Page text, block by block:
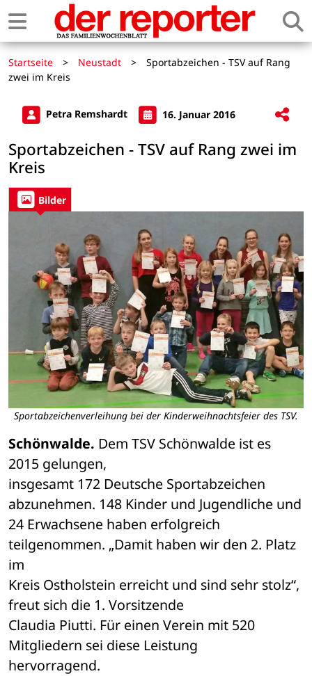
Startseite > Neustadt >
Sportabzeichen - TSV auf Rang
zwei im Kreis
Petra Remshardt 16. Januar 2016
Sportabzeichen - TSV auf Rang zwei im
Kreis
Bilder
Sportabzeichenverleihung bei der Kinderweihnachtsfeier des TSV.
Schönwalde. Dem TSV Schönwalde ist es
2015 gelungen,
insgesamt 172 Deutsche Sportabzeichen
abzunehmen. 148 Kinder und Jugendliche und
24 Erwachsene haben erfolgreich
teilgenommen. „Damit haben wir den 2. Platz
im
Kreis Ostholstein erreicht und sind sehr stolz“,
freut sich die 1. Vorsitzende
Claudia Piutti. Für einen Verein mit 520
Mitgliedern sei diese Leistung
hervorragend.